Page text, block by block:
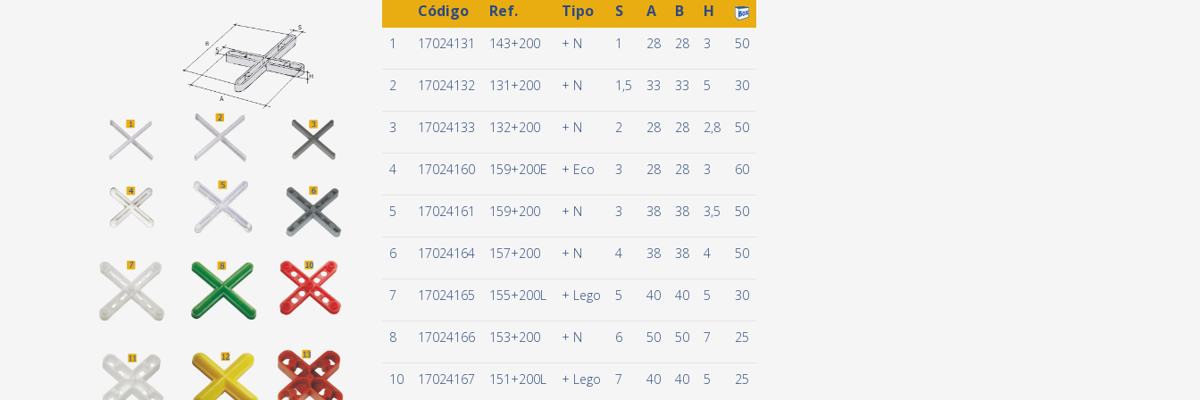
Código Ref. Tipo S A B H
1 17024131 143+200 + N 1 28 28 3 50
2 17024132 131+200 + N 1,5 33 33 5 30
3 17024133 132+200 + N 2 28 28 2,8 50
4 17024160 159+200E + Eco 3 28 28 3 60
5 17024161 159+200 + N 3 38 38 3,5 50
6 17024164 157+200 + N 4 38 38 4 50
7 17024165 155+200L + Lego 5 40 40 5 30
8 17024166 153+200 + N 6 50 50 7 25
10 17024167 151+200L + Lego 7 40 40 5 25